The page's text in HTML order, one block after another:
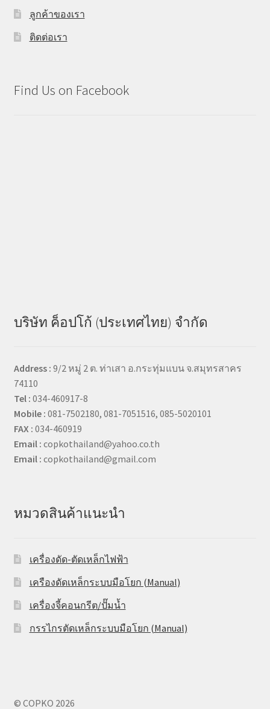
ลูกค้าของเรา
ติดต่อเรา
Find Us on Facebook
บริษัท ค็อปโก้ (ประเทศไทย) จำกัด
Address : 9/2 หมู่ 2 ต. ท่าเสา อ.กระทุ่มแบน จ.สมุทรสาคร
74110
Tel : 034-460917-8
Mobile : 081-7502180, 081-7051516, 085-5020101
FAX : 034-460919
Email : copkothailand@yahoo.co.th
Email : copkothailand@gmail.com
หมวดสินค้าแนะนำ
เครื่องดัด-ตัดเหล็กไฟฟ้า
เครืองดัดเหล็กระบบมือโยก (Manual)
เครื่องจี้คอนกรีต/ปั๊มน้ำ
กรรไกรตัดเหล็กระบบมือโยก (Manual)
© COPKO 2026